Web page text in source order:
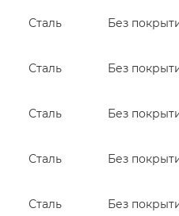
Сталь Без
Сталь Без
Сталь Без
Сталь Без
Сталь Без